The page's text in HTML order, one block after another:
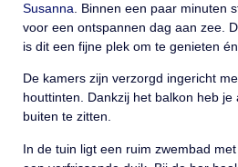
Susanna . Binnen een paar minuten
voor een ontspannen dag aan zee.
is dit een fijne plek om te genieten
De kamers zijn verzorgd ingericht
houttinten. Dankzij het balkon heb je
buiten te zitten.
In de tuin ligt een ruim zwembad